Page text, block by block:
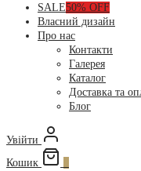
SALE50% OFF
Власний дизайн
Про нас
Контакти
Галерея
Каталог
Доставка та
Блог
Увійти
Кошик